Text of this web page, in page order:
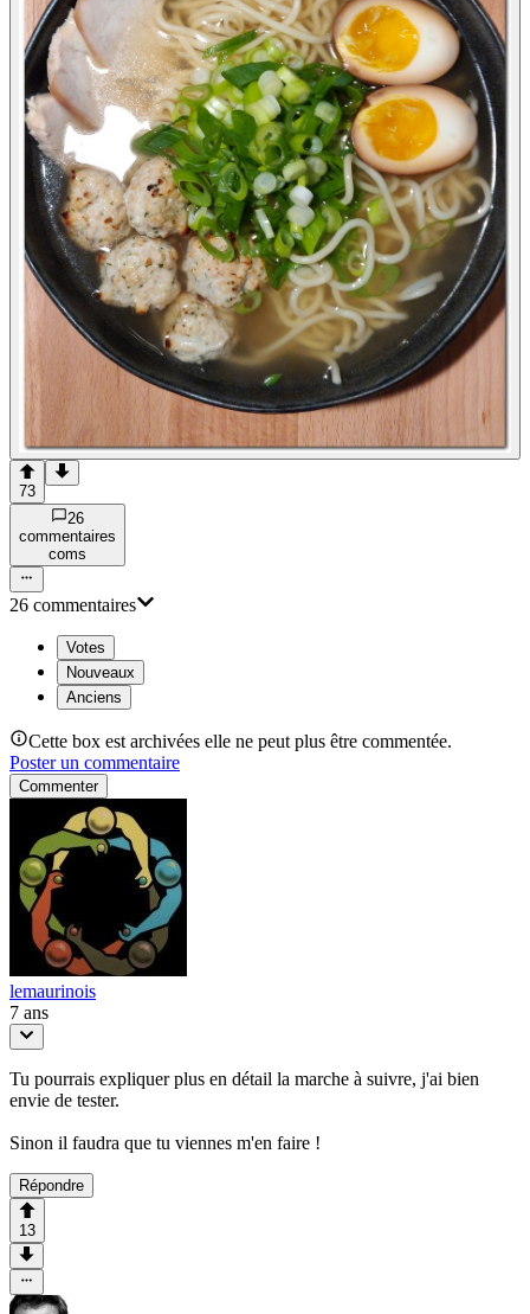
73
26
commentaires
coms
26 commentaires
Votes
Nouveaux
Anciens
Cette box est archivées elle ne peut plus être commentée.
Poster un commentaire
Commenter
lemaurinois
7 ans
Tu pourrais expliquer plus en détail la marche à suivre, j'ai bien
envie de tester.
Sinon il faudra que tu viennes m'en faire !
Répondre
13